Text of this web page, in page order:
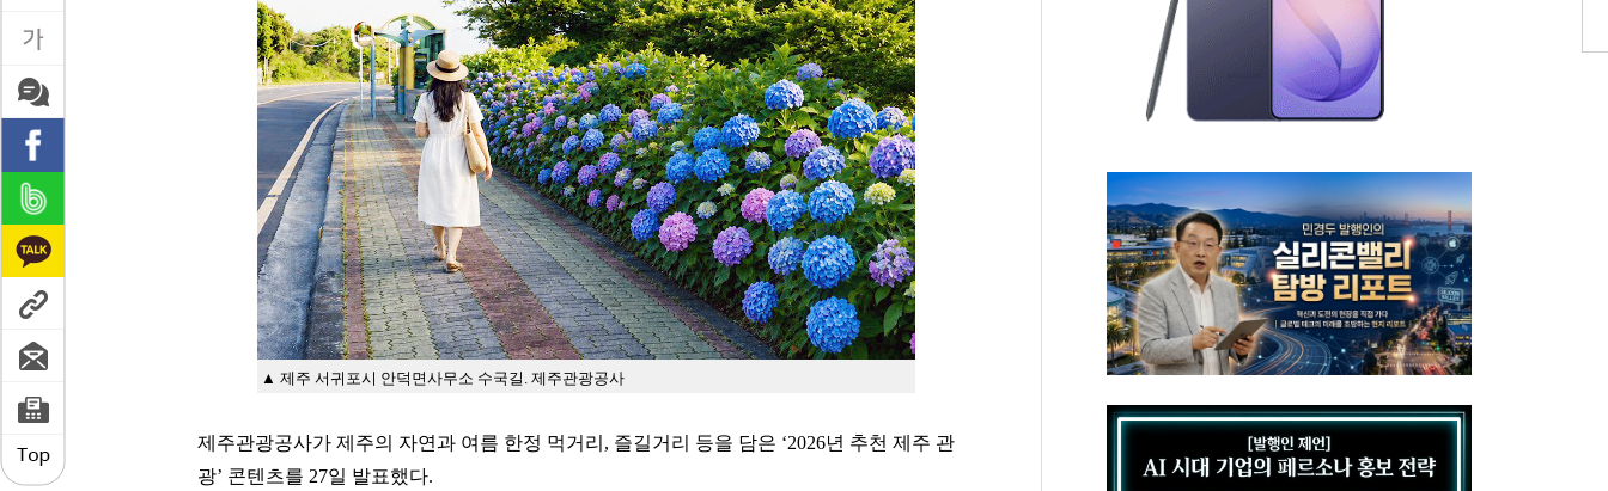
▲ 제주 서귀포시 안덕면사무소 수국길. 제주관광공사
제주관광공사가 제주의 자연과 여름 한정 먹거리 , 즐길거리 등을 담은 ‘2026년 추천 제주 관
광’ 콘텐츠를 27일 발표했다.